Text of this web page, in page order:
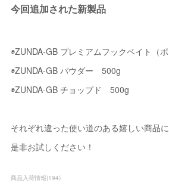
今回追加された新製品
◉ZUNDA-GB プレミアムフックベイト（
◉ZUNDA-GB パウダー 500g
◉ZUNDA-GB チョップド 500g
それぞれ違った使い道のある嬉しい商品に
是非お試しください！
商品入荷情報(194)